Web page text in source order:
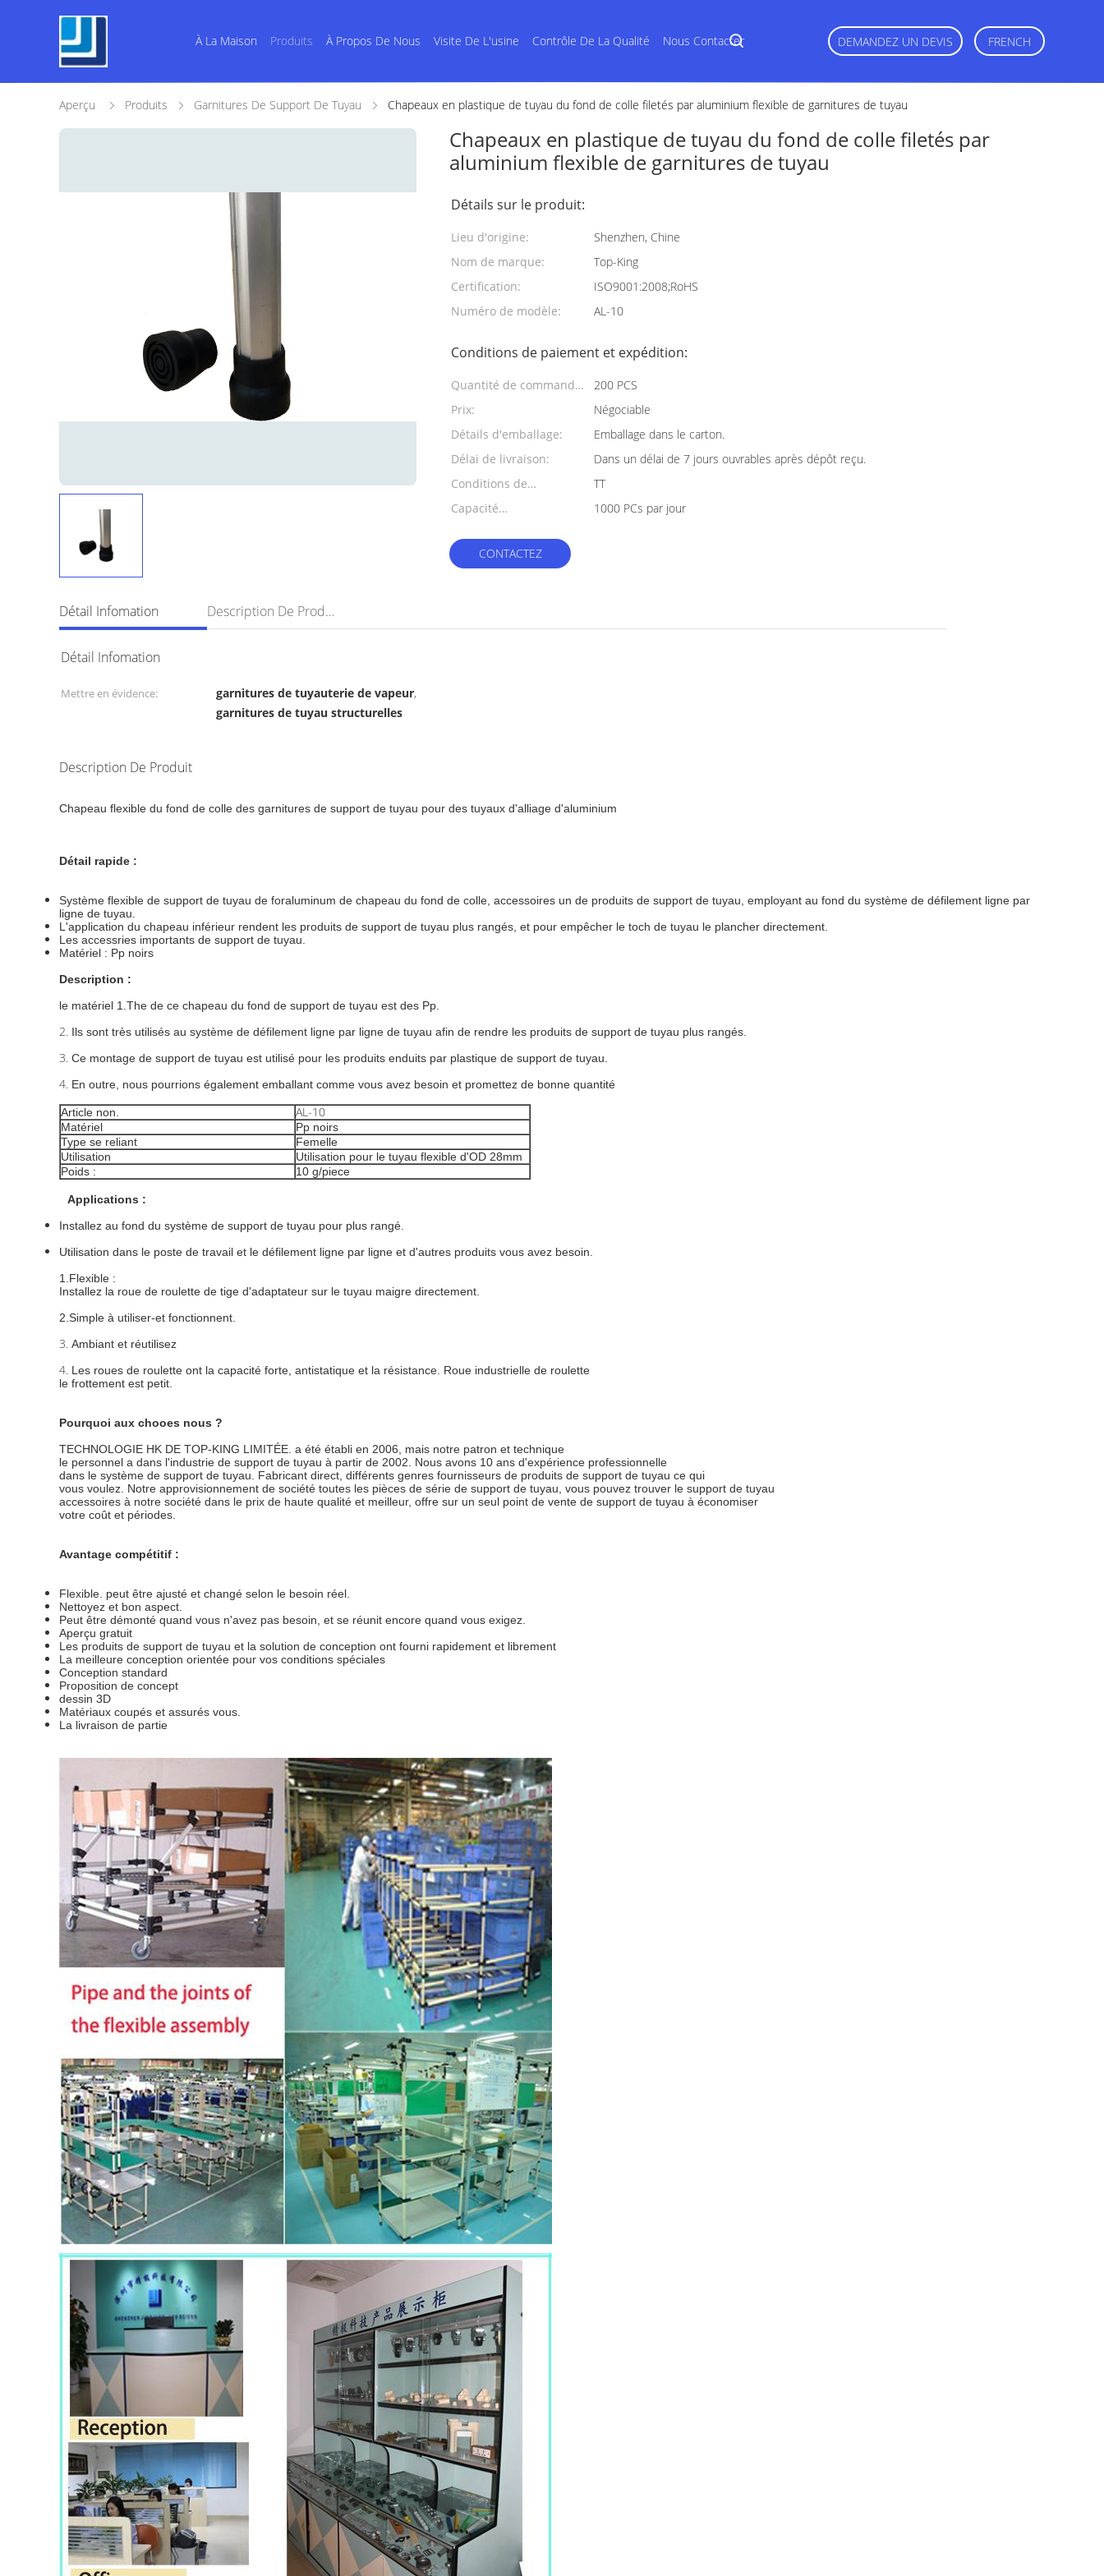
À La Maison Produits À Propos De Nous Visite De L'usine Contrôle De La Qualité Nous Contacter DEMANDEZ UN DEVIS FRENCH
Aperçu Produits Garnitures De Support De Tuyau Chapeaux en plastique de tuyau du fond de colle filetés par aluminium flexible de garnitures de tuyau
Chapeaux en plastique de tuyau du fond de colle filetés par
aluminium flexible de garnitures de tuyau
Détails sur le produit:
Lieu d'origine:
Shenzhen, Chine
Nom de marque:
Top-King
Certification:
ISO9001:2008;RoHS
Numéro de modèle:
AL-10
Conditions de paiement et expédition:
Quantité de commande
min:
200 PCS
Prix:
Négociable
Détails d'emballage:
Emballage dans le carton.
Délai de livraison:
Dans un délai de 7 jours ouvrables après dépôt reçu.
Conditions de
paiement:
TT
Capacité
1000 PCs par jour
CONTACTEZ
Détail Infomation Description De Produit
Détail Infomation
Mettre en évidence: garnitures de tuyauterie de vapeur,
garnitures de tuyau structurelles
Description De Produit
Chapeau flexible du fond de colle des garnitures de support de tuyau pour des tuyaux d'alliage d'aluminium
Détail rapide :
Système flexible de support de tuyau de foraluminum de chapeau du fond de colle, accessoires un de produits de support de tuyau, employant au fond du système de défilement ligne par
ligne de tuyau.
L'application du chapeau inférieur rendent les produits de support de tuyau plus rangés, et pour empêcher le toch de tuyau le plancher directement.
Les accessries importants de support de tuyau.
Matériel : Pp noirs
Description :
le matériel 1.The de ce chapeau du fond de support de tuyau est des Pp.
2. Ils sont très utilisés au système de défilement ligne par ligne de tuyau afin de rendre les produits de support de tuyau plus rangés.
3. Ce montage de support de tuyau est utilisé pour les produits enduits par plastique de support de tuyau.
4. En outre, nous pourrions également emballant comme vous avez besoin et promettez de bonne quantité
Article non. AL-10
Matériel
Pp noirs
Type se reliant
Femelle
Utilisation
Utilisation pour le tuyau flexible d'OD 28mm
Poids :
10 g/piece
Applications :
Installez au fond du système de support de tuyau pour plus rangé.
Utilisation dans le poste de travail et le défilement ligne par ligne et d'autres produits vous avez besoin.
1.Flexible :
Installez la roue de roulette de tige d'adaptateur sur le tuyau maigre directement.
2.Simple à utiliser-et fonctionnent.
3. Ambiant et réutilisez
4. Les roues de roulette ont la capacité forte, antistatique et la résistance. Roue industrielle de roulette
le frottement est petit.
Pourquoi aux chooes nous ?
TECHNOLOGIE HK DE TOP-KING LIMITÉE. a été établi en 2006, mais notre patron et technique
le personnel a dans l'industrie de support de tuyau à partir de 2002. Nous avons 10 ans d'expérience professionnelle
dans le système de support de tuyau. Fabricant direct, différents genres fournisseurs de produits de support de tuyau ce qui
vous voulez. Notre approvisionnement de société toutes les pièces de série de support de tuyau, vous pouvez trouver le support de tuyau
accessoires à notre société dans le prix de haute qualité et meilleur, offre sur un seul point de vente de support de tuyau à économiser
votre coût et périodes.
Avantage compétitif :
Flexible. peut être ajusté et changé selon le besoin réel.
Nettoyez et bon aspect.
Peut être démonté quand vous n'avez pas besoin, et se réunit encore quand vous exigez.
Aperçu gratuit
Les produits de support de tuyau et la solution de conception ont fourni rapidement et librement
La meilleure conception orientée pour vos conditions spéciales
Conception standard
Proposition de concept
dessin 3D
Matériaux coupés et assurés vous.
La livraison de partie